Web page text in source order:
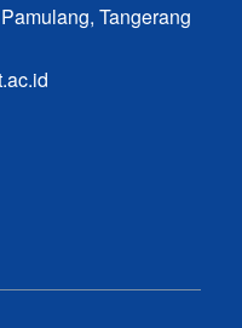
Tangerang